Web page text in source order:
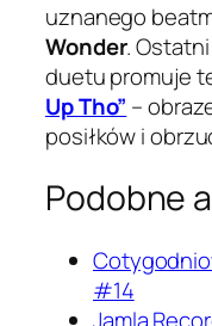
uznanego
Wonder.
duetu promuje
Up Tho” –
posiłków i
Podobne
#14